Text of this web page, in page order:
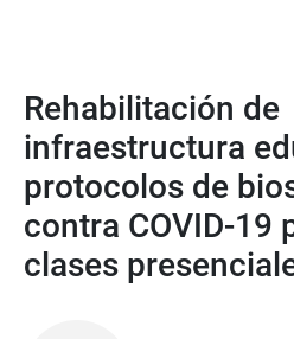
Rehabilitación de
infraestructura
protocolos de
contra COVID-19
clases